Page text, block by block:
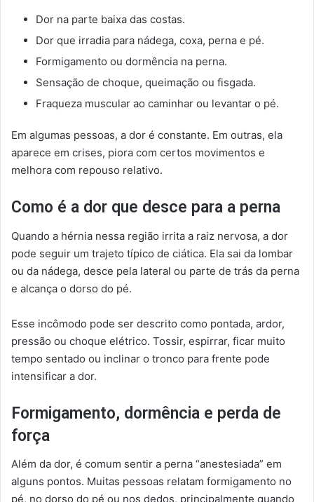
Dor na parte baixa das costas.
Dor que irradia para nádega, coxa, perna e pé.
Formigamento ou dormência na perna.
Sensação de choque, queimação ou fisgada.
Fraqueza muscular ao caminhar ou levantar o pé.
Em algumas pessoas, a dor é constante. Em outras, ela
aparece em crises, piora com certos movimentos e
melhora com repouso relativo.
Como é a dor que desce para a perna
Quando a hérnia nessa região irrita a raiz nervosa, a dor
pode seguir um trajeto típico de ciática. Ela sai da lombar
ou da nádega, desce pela lateral ou parte de trás da perna
e alcança o dorso do pé.
Esse incômodo pode ser descrito como pontada, ardor,
pressão ou choque elétrico. Tossir, espirrar, ficar muito
tempo sentado ou inclinar o tronco para frente pode
intensificar a dor.
Formigamento, dormência e perda de
força
Além da dor, é comum sentir a perna “anestesiada” em
alguns pontos. Muitas pessoas relatam formigamento no
pé, no dorso do pé ou nos dedos, principalmente quando